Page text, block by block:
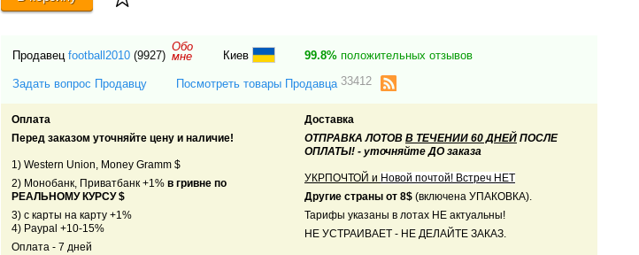
Продавец football2010 (9927)
Обо
мне Киев 99.8%положительных отзывов
Задать вопрос Продавцу Посмотреть товары Продавца 33412
Оплата
Перед заказом уточняйте цену и наличие!
1) Western Union, Money Gramm $
2) Монобанк, Приватбанк +1% в гривне по
РЕАЛЬНОМУ КУРСУ $
3) с карты на карту +1%
4) Paypal +10-15%
Оплата - 7 дней
Доставка
ОТПРАВКА ЛОТОВ В ТЕЧЕНИИ 60 ДНЕЙПОСЛЕ
ОПЛАТЫ! - уточняйте ДО заказа
УКРПОЧТОЙ и Новой почтой! Встреч НЕТ
Другие страны от 8$(включена УПАКОВКА).
Тарифы указаны в лотах НЕ актуальны!
НЕ УСТРАИВАЕТ - НЕ ДЕЛАЙТЕ ЗАКАЗ.